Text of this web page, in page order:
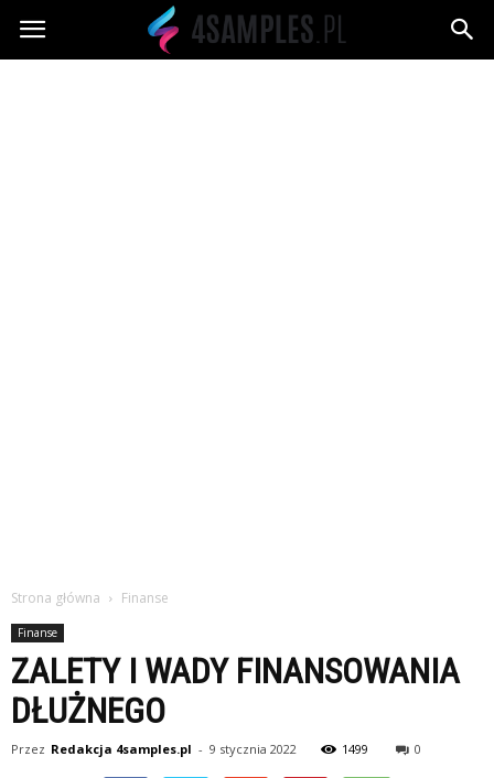
4samples.pl
Strona główna Finanse
Finanse
ZALETY I WADY FINANSOWANIA
DŁUŻNEGO
Przez Redakcja 4samples.pl - 9 stycznia 2022 1499 0